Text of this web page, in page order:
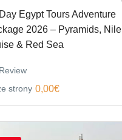
Egypt Tours Adventure
2026 – Pyramids, Nile
& Red Sea
strony 0,00€